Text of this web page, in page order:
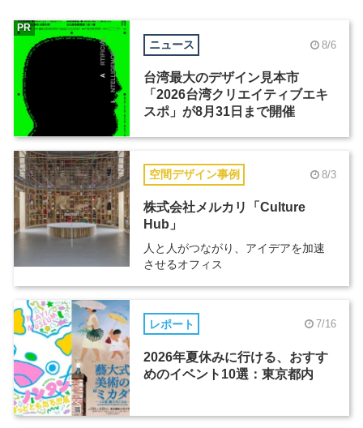
ニュース 8/6
台湾最大のデザイン見本市
「2026台湾クリエイティブエキ
スポ」が8月31日まで開催
PR
空間デザイン事例 8/3
株式会社メルカリ「Culture
Hub」
人と人がつながり、アイデアを加速
させるオフィス
レポート 7/16
2026年夏休みに行ける、おすす
めのイベント10選：東京都内